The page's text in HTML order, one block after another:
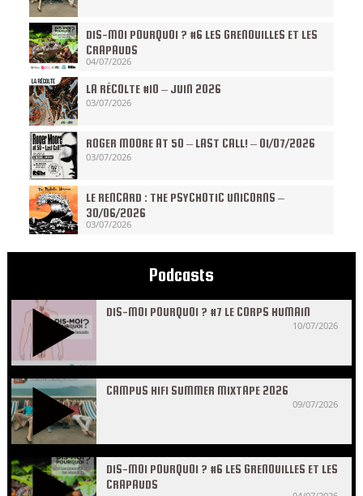
DIS-MOI POURQUOI ? #6 LES GRENOUILLES ET LES
CRAPAUDS
04/07/2026
LA RÉCOLTE #10 – JUIN 2026
03/07/2026
ROGER MOORE AT 50 – LAST CALL! – 01/07/2026
03/07/2026
LE RENCARD : THE PSYCHOTIC UNICORNS –
30/06/2026
03/07/2026
Podcasts
DIS-MOI POURQUOI ? #7 LE CORPS HUMAIN
10/07/2026
CAMPUS HIFI SUMMER MIXTAPE 2026
09/07/2026
DIS-MOI POURQUOI ? #6 LES GRENOUILLES ET LES
CRAPAUDS